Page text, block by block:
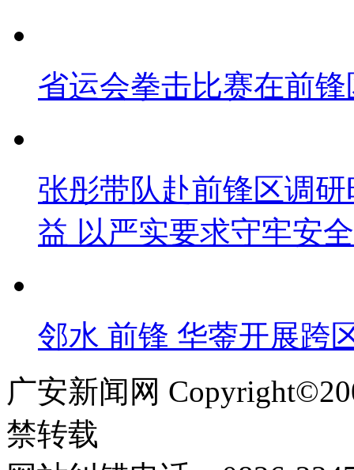
省运会拳击比赛在前
张彤带队赴前锋区调
益 以严实要求守牢安
邻水 前锋 华蓥开展跨
广安新闻网
禁转载